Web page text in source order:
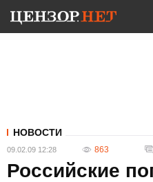
НОВОСТИ
09.02.09 12:28 863
Российские